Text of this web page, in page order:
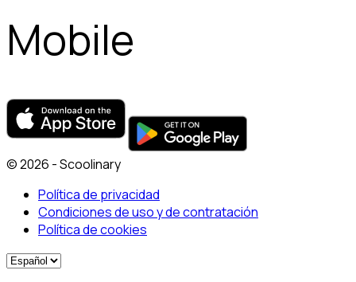
Mobile
© 2026 - Scoolinary
Política de privacidad
Condiciones de uso y de contratación
Política de cookies